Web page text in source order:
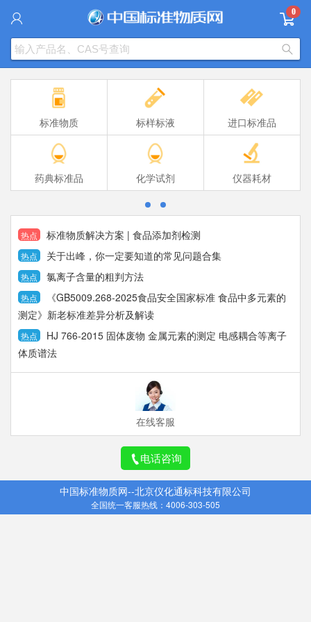
0
标准物质 标样标液 进口标准品
药典标准品 化学试剂 仪器耗材
热点 标准物质解决方案 | 食品添加剂检测
热点 关于出峰，你一定要知道的常见问题合集
热点 氯离子含量的粗判方法
热点
《GB5009.268-2025食品安全国家标准 食品中多元素的
测定》新老标准差异分析及解读
热点
HJ 766-2015 固体废物 金属元素的测定 电感耦合等离子
体质谱法
在线客服
电话咨询
中国标准物质网--北京仪化通标科技有限公司
全国统一客服热线：4006-303-505